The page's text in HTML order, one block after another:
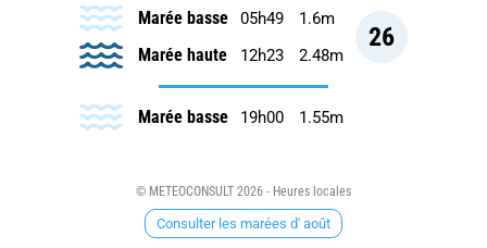
26
Marée basse 05h49 1.6m
Marée haute 12h23 2.48m
Marée basse 19h00 1.55m
© METEOCONSULT 2026 - Heures locales
Consulter les marées d' août